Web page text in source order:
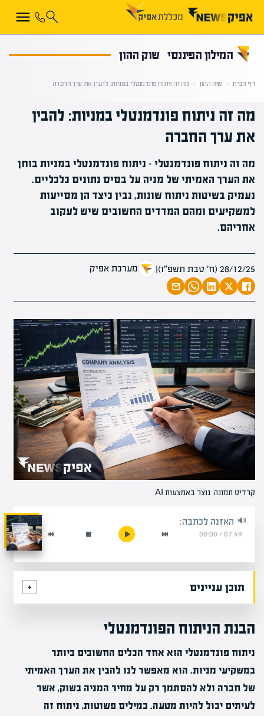
המילון הפיננסי שוק ההון
דף הבית ‹ שוק ההון ‹ מה זה ניתוח פונדמנטלי במניות: להבין את ערך החברה
מה זה ניתוח פונדמנטלי במניות: להבין
את ערך החברה
מה זה ניתוח פונדמנטלי - ניתוח פונדמנטלי במניות בוחן
את הערך האמיתי של מניה על בסיס נתונים כלכליים.
נעמיק בשיטות ניתוח שונות, נבין כיצד הן מסייעות
למשקיעים ומהם המדדים החשובים שיש לעקוב
אחריהם.
28/12/25 (ח׳ טבת תשפ״ו) | מערכת אפיק
קרדיט תמונה: נוצר באמצעות AI
האזנה לכתבה:
07:49
/
00:00
תוכן עניינים
הבנת הניתוח הפונדמנטלי
ניתוח פונדמנטלי הוא אחד הכלים החשובים ביותר
במשקיעי מניות. הוא מאפשר לנו להבין את הערך האמיתי
של חברה ולא להסתמך רק על מחיר המניה בשוק, אשר
לעיתים יכול להיות מטעה. במילים פשוטות, ניתוח זה